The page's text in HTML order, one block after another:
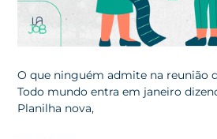
O que ninguém admite na reunião
Todo mundo entra em janeiro
Planilha nova,